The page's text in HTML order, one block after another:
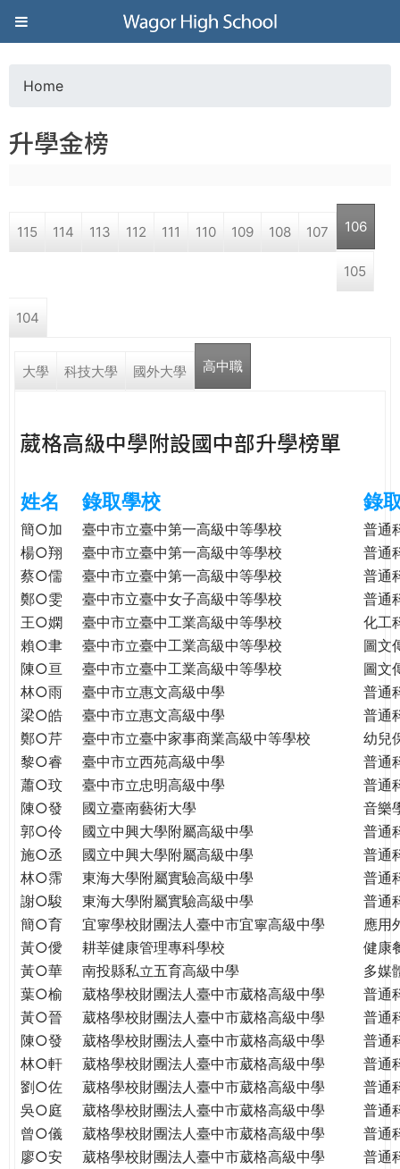
Jump to navigation
葳
格
高
學
際．
民。
WAGOR
TODAY
THE
WORLD
TOMORROW
PUTTING
YOU
ON
THE
PATH
GLOBAL
CITIZENSHIP
o
a
e
h
r
e
Home
升學金榜
115 114 113 112 111 110 109 108 107 106
105
104
大學 科技大學 國外大學 高中職
葳格高級中學附設國中部升學榜單
姓名 錄取學校 錄
簡○加 臺中市立臺中第一高級中等學校
普通
楊○翔
臺中市立臺中第一高級中等學校
普通
蔡○儒
臺中市立臺中第一高級中等學校
普通
鄭○雯
臺中市立臺中女子高級中等學校
普通
王○嫻
臺中市立臺中工業高級中等學校
化工
賴○聿
臺中市立臺中工業高級中等學校
圖文
陳○亘
臺中市立臺中工業高級中等學校
圖文
林○雨
臺中市立惠文高級中學
普通
梁○皓
臺中市立惠文高級中學
普通
鄭○芹
臺中市立臺中家事商業高級中等學校
幼兒
黎○睿
臺中市立西苑高級中學
普通
蕭○玟
臺中市立忠明高級中學
普通
陳○發
國立臺南藝術大學
音樂
郭○伶
國立中興大學附屬高級中學
普通
施○丞
國立中興大學附屬高級中學
普通
林○霈
東海大學附屬實驗高級中學
普通
謝○駿
東海大學附屬實驗高級中學
普通
簡○育
宜寧學校財團法人臺中市宜寧高級中學
應用
黃○僾
耕莘健康管理專科學校
健康
黃○華
南投縣私立五育高級中學
多媒
葉○榆
葳格學校財團法人臺中市葳格高級中學
普通
黃○晉
葳格學校財團法人臺中市葳格高級中學
普通
陳○發
葳格學校財團法人臺中市葳格高級中學
普通
林○軒
葳格學校財團法人臺中市葳格高級中學
普通
劉○佐
葳格學校財團法人臺中市葳格高級中學
普通
吳○庭
葳格學校財團法人臺中市葳格高級中學
普通
曾○儀
葳格學校財團法人臺中市葳格高級中學
普通
廖○安
葳格學校財團法人臺中市葳格高級中學
普通